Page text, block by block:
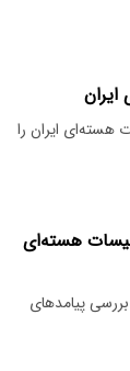
هسته‌ای ایران را
هسته‌ای
پیامدهای